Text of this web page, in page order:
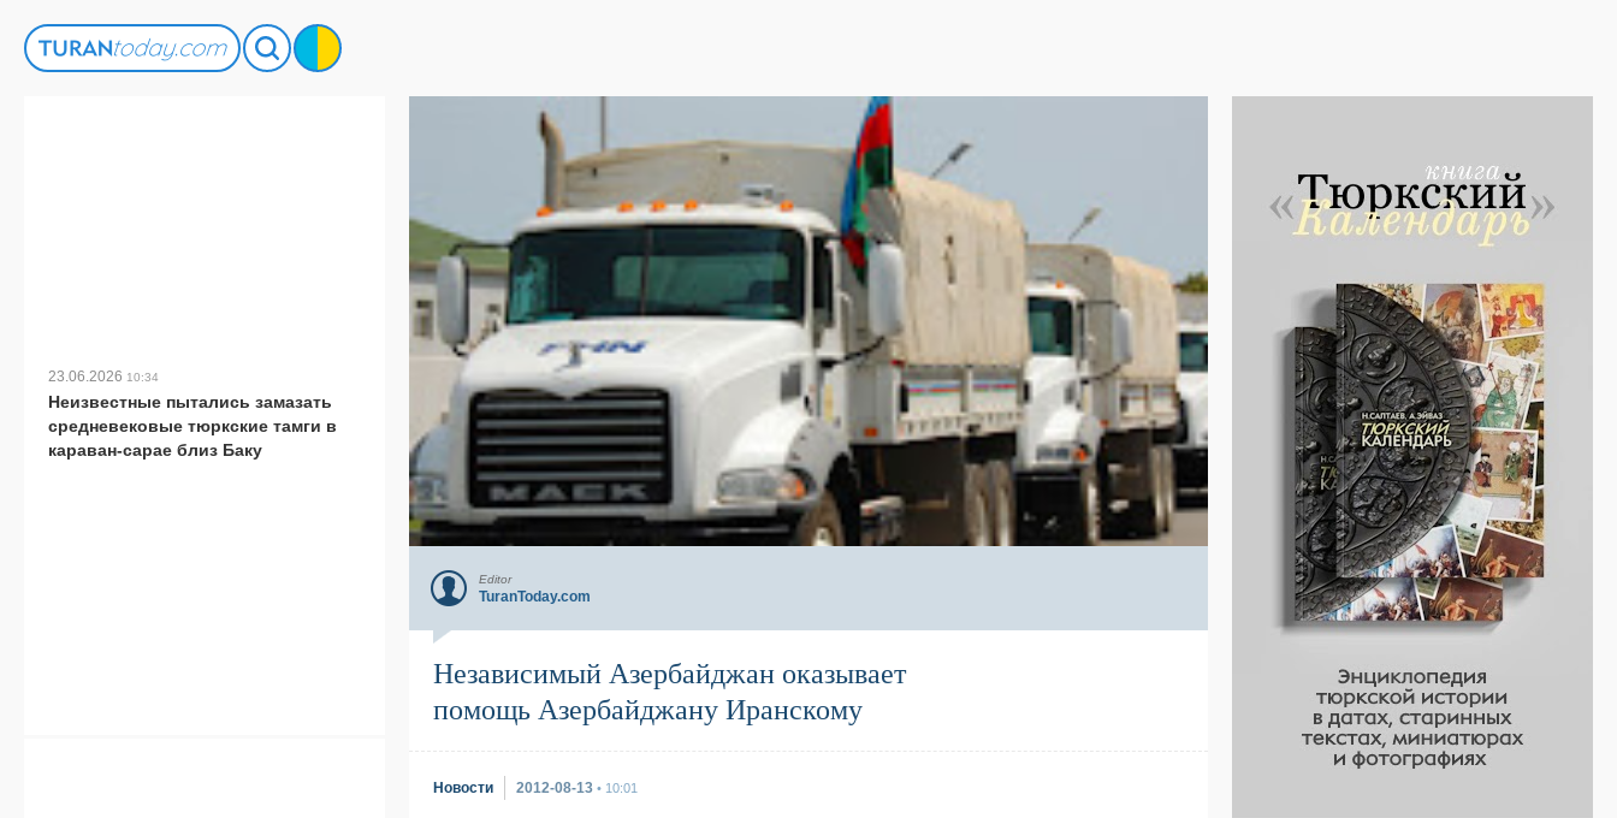
Editor
TuranToday.com
Независимый Азербайджан оказывает
помощь Азербайджану Иранскому
Новости 2012-08-13 • 10:01
23.06.2026 10:34
Неизвестные пытались замазать
средневековые тюркские тамги в
караван-сарае близ Баку